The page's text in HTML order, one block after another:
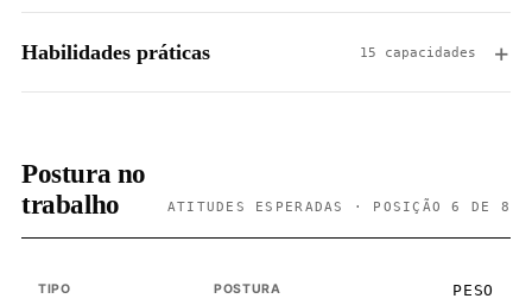
Habilidades práticas 15 capacidades
Postura no
trabalho
ATITUDES ESPERADAS · POSIÇÃO 6 DE 8
TIPO POSTURA PESO